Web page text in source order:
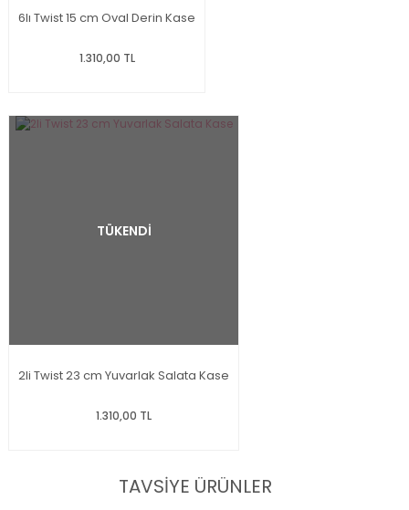
6lı Twist 15 cm Oval Derin Kase
1.310,00 TL
TÜKENDİ
2li Twist 23 cm Yuvarlak Salata Kase
1.310,00 TL
TAVSİYE ÜRÜNLER